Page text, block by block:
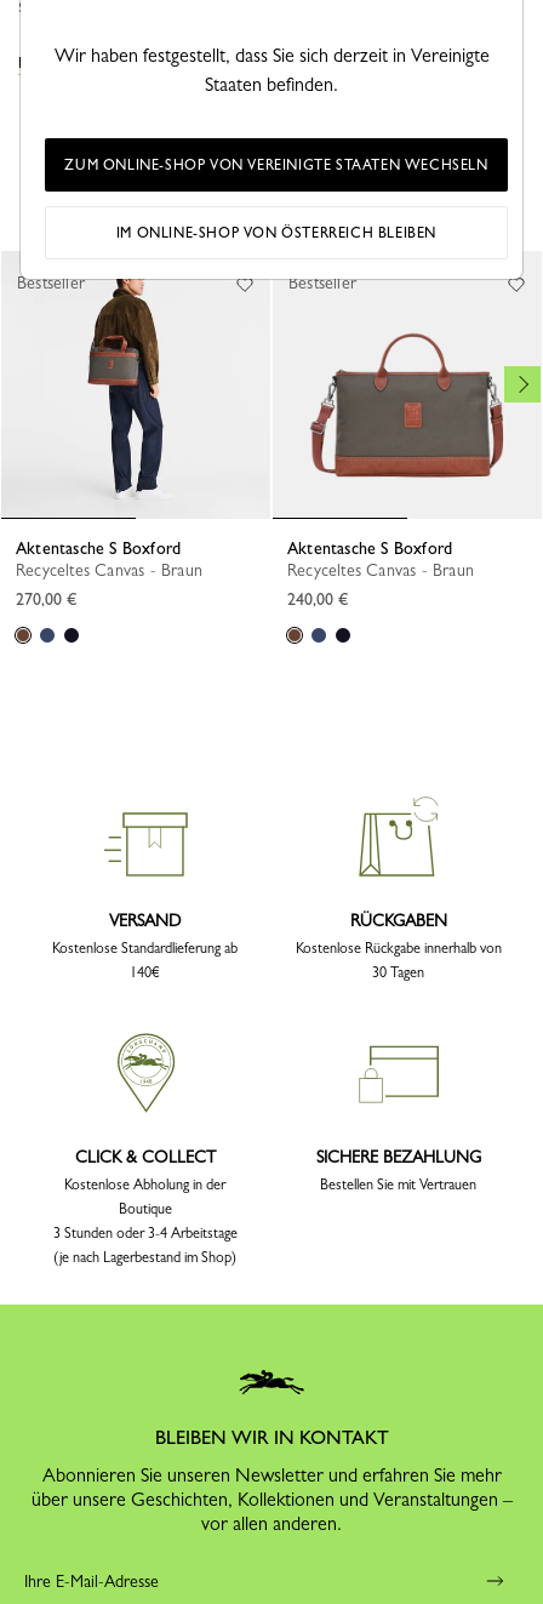
sind mit ein...
DIE BOXFORD KOLLEKTION ANSEHEN
DAS KÖNNTE IHNEN AUCH GEFALLEN
Aktentasche S Boxford
Recyceltes Canvas - Braun
270,00 €
Bestseller
Aktentasche S Boxford
Recyceltes Canvas - Braun
240,00 €
Bestseller
VERSAND
Kostenlose Standardlieferung ab
140€
RÜCKGABEN
Kostenlose Rückgabe innerhalb von
30 Tagen
CLICK & COLLECT
Kostenlose Abholung in der
Boutique
3 Stunden oder 3-4 Arbeitstage
(je nach Lagerbestand im Shop)
SICHERE BEZAHLUNG
Bestellen Sie mit Vertrauen
BLEIBEN WIR IN KONTAKT
Abonnieren Sie unseren Newsletter und erfahren Sie mehr
über unsere Geschichten, Kollektionen und Veranstaltungen –
vor allen anderen.
Wir haben festgestellt, dass Sie sich derzeit in Vereinigte
Staaten befinden.
ZUM ONLINE-SHOP VON VEREINIGTE STAATEN WECHSELN
IM ONLINE-SHOP VON ÖSTERREICH BLEIBEN